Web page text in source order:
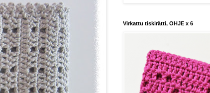
Virkattu tiskirätti, OHJE x 6